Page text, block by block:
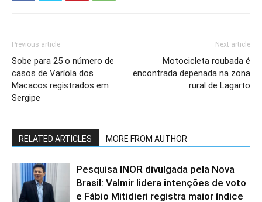
Previous article
Sobe para 25 o número de
casos de Varíola dos
Macacos registrados em
Sergipe
Next article
Motocicleta roubada é
encontrada depenada na zona
rural de Lagarto
RELATED ARTICLES MORE FROM AUTHOR
Pesquisa INOR divulgada pela Nova
Brasil: Valmir lidera intenções de voto
e Fábio Mitidieri registra maior índice